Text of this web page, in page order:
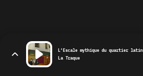
L'Escale mythique du quartier latin
La Traque